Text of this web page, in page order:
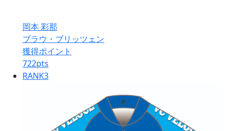
岡本 彩那
ブラウ・ブリッツェン
獲得ポイント
722pts
RANK3